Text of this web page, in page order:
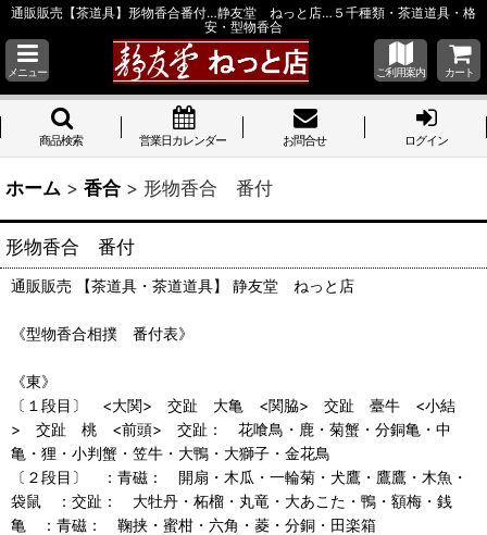
通販販売【茶道具】形物香合番付…静友堂 ねっと店…５千種類・茶道道具・格
安・型物香合
メニュー ご利用案内 カート
商品検索 営業日カレンダー お問合せ ログイン
ホーム > 香合 > 形物香合 番付
形物香合 番付
通販販売 【茶道具・茶道道具】 静友堂 ねっと店
《型物香合相撲 番付表》
《東》
〔１段目〕 <大関> 交趾 大亀 <関脇> 交趾 臺牛 <小結
> 交趾 桃 <前頭> 交趾： 花喰鳥・鹿・菊蟹・分銅亀・中
亀・狸・小判蟹・笠牛・大鴨・大獅子・金花鳥
〔２段目〕 ：青磁： 開扇・木瓜・一輪菊・犬鷹・鷹鷹・木魚・
袋鼠 ：交趾： 大牡丹・柘榴・丸竜・大あこた・鴨・額梅・銭
亀 ：青磁： 鞠挟・蜜柑・六角・菱・分銅・田楽箱